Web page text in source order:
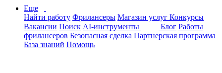
Еще
Найти работу Фрилансеры Магазин услуг Конкурсы
Вакансии Поиск AI-инструменты Блог Работы
фрилансеров Безопасная сделка Партнерская программа
База знаний Помощь